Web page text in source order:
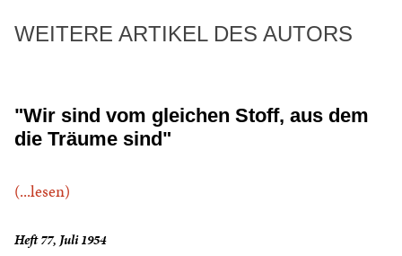
WEITERE ARTIKEL DES AUTORS
"Wir sind vom gleichen Stoff, aus dem
die Träume sind"
(...lesen)
Heft 77, Juli 1954